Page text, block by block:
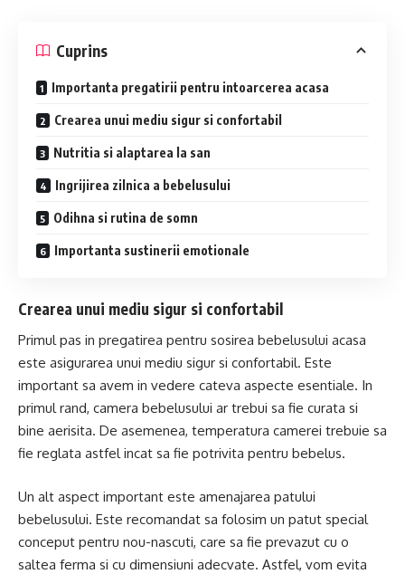
Cuprins
Importanta pregatirii pentru intoarcerea acasa
Crearea unui mediu sigur si confortabil
Nutritia si alaptarea la san
Ingrijirea zilnica a bebelusului
Odihna si rutina de somn
Importanta sustinerii emotionale
Crearea unui mediu sigur si confortabil
Primul pas in pregatirea pentru sosirea bebelusului acasa
este asigurarea unui mediu sigur si confortabil. Este
important sa avem in vedere cateva aspecte esentiale. In
primul rand, camera bebelusului ar trebui sa fie curata si
bine aerisita. De asemenea, temperatura camerei trebuie sa
fie reglata astfel incat sa fie potrivita pentru bebelus.
Un alt aspect important este amenajarea patului
bebelusului. Este recomandat sa folosim un patut special
conceput pentru nou-nascuti, care sa fie prevazut cu o
saltea ferma si cu dimensiuni adecvate. Astfel, vom evita